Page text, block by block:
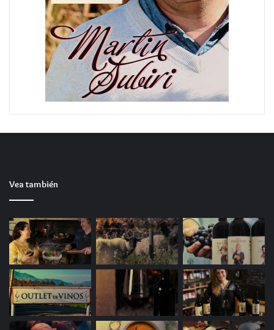
Vea también